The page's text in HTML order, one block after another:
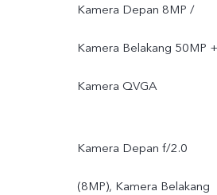
Kamera Depan 8MP /
Kamera Belakang 50MP +
Kamera QVGA
Kamera Depan f/2.0
(8MP), Kamera Belakang